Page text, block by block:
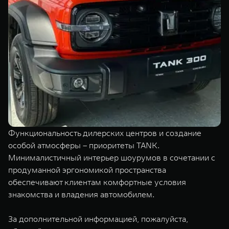
Функциональность дилерских центров и создание
особой атмосферы – приоритеты TANK.
Минималистичный интерьер шоурумов в сочетании с
продуманной эргономикой пространства
обеспечивают клиентам комфортные условия
знакомства и владения автомобилем.
За дополнительной информацией, пожалуйста,